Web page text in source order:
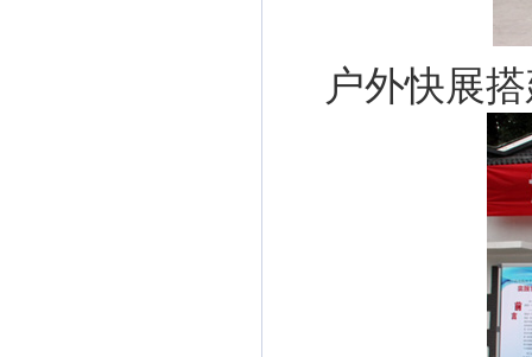
户外快展